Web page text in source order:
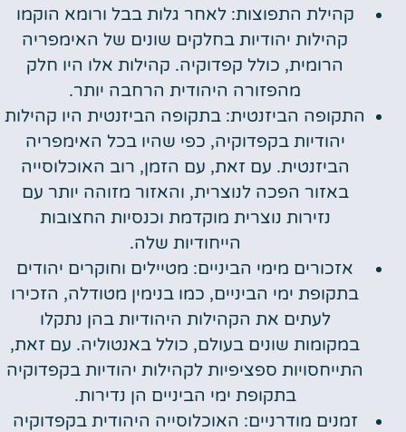
קהילת התפוצות: לאחר גלות בבל ורומא הוקמו
קהילות יהודיות בחלקים שונים של האימפריה
הרומית, כולל קפדוקיה. קהילות אלו היו חלק
מהפזורה היהודית הרחבה יותר.
התקופה הביזנטית: בתקופה הביזנטית היו קהילות
יהודיות בקפדוקיה, כפי שהיו בכל האימפריה
הביזנטית. עם זאת, עם הזמן, רוב האוכלוסייה
באזור הפכה לנוצרית, והאזור מזוהה יותר עם
נזירות נוצרית מוקדמת וכנסיות החצובות
הייחודיות שלה.
אזכורים מימי הביניים: מטיילים וחוקרים יהודים
בתקופת ימי הביניים, כמו בנימין מטודלה, הזכירו
לעתים את הקהילות היהודיות בהן נתקלו
במקומות שונים בעולם, כולל באנטוליה. עם זאת,
התייחסויות ספציפיות לקהילות יהודיות בקפדוקיה
בתקופת ימי הביניים הן נדירות.
זמנים מודרניים: האוכלוסייה היהודית בקפדוקיה